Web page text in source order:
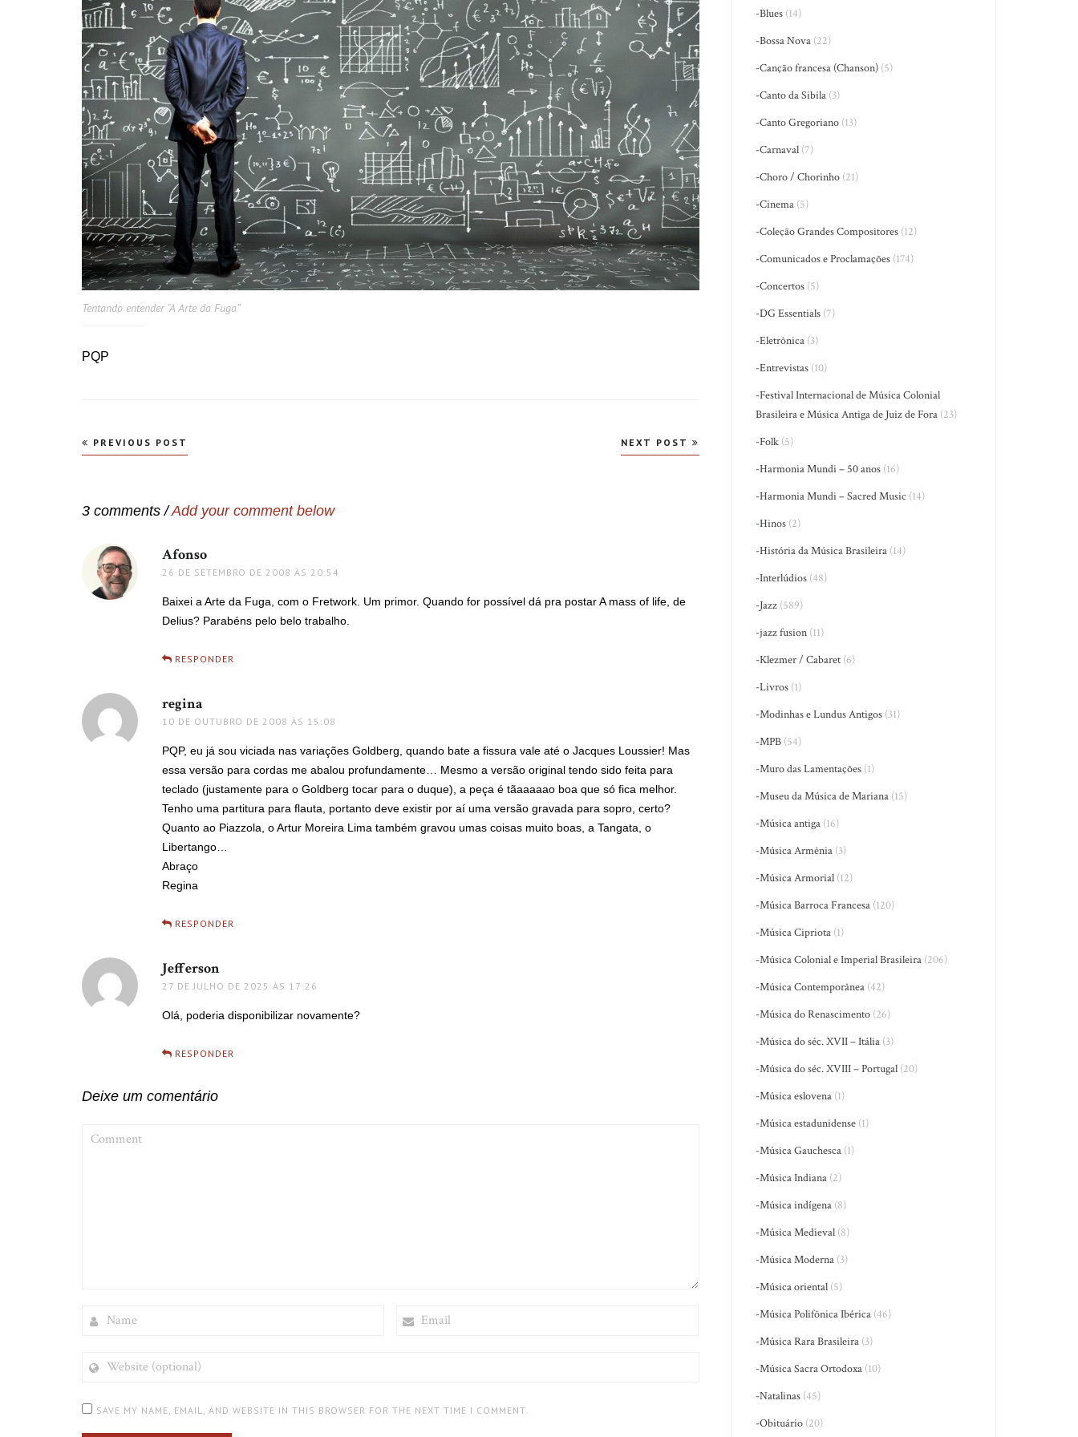
Tentando entender “A Arte da Fuga”
PQP
Navegação
PREVIOUS POST NEXT POST
3 comments /Add your comment below
Afonso
26 DE SETEMBRO DE 2008 ÀS 20:54
Baixei a Arte da Fuga, com o Fretwork. Um primor. Quando for possível dá pra postar A mass of life, de
Delius? Parabéns pelo belo trabalho.
RESPONDER
regina
10 DE OUTUBRO DE 2008 ÀS 15:08
PQP, eu já sou viciada nas variações Goldberg, quando bate a fissura vale até o Jacques Loussier! Mas
essa versão para cordas me abalou profundamente… Mesmo a versão original tendo sido feita para
teclado (justamente para o Goldberg tocar para o duque), a peça é tãaaaaao boa que só fica melhor.
Tenho uma partitura para flauta, portanto deve existir por aí uma versão gravada para sopro, certo?
Quanto ao Piazzola, o Artur Moreira Lima também gravou umas coisas muito boas, a Tangata, o
Libertango…
Abraço
Regina
RESPONDER
Jefferson
27 DE JULHO DE 2025 ÀS 17:26
Olá, poderia disponibilizar novamente?
RESPONDER
Deixe um comentário
(OPTIONAL)
SAVE MY NAME, EMAIL, AND WEBSITE IN THIS BROWSER FOR THE NEXT TIME I COMMENT.
-Blues (14)
-Bossa Nova (22)
-Canção francesa (Chanson) (5)
-Canto da Sibila (3)
-Canto Gregoriano (13)
-Carnaval (7)
-Choro / Chorinho (21)
-Cinema (5)
-Coleção Grandes Compositores (12)
-Comunicados e Proclamações (174)
-Concertos (5)
-DG Essentials (7)
-Eletrônica (3)
-Entrevistas (10)
-Festival Internacional de Música Colonial
Brasileira e Música Antiga de Juiz de Fora (23)
-Folk (5)
-Harmonia Mundi – 50 anos (16)
-Harmonia Mundi – Sacred Music (14)
-Hinos (2)
-História da Música Brasileira (14)
-Interlúdios (48)
-Jazz (589)
-jazz fusion (11)
-Klezmer / Cabaret (6)
-Livros (1)
-Modinhas e Lundus Antigos (31)
-MPB (54)
-Muro das Lamentações (1)
-Museu da Música de Mariana (15)
-Música antiga (16)
-Música Armênia (3)
-Música Armorial (12)
-Música Barroca Francesa (120)
-Música Cipriota (1)
-Música Colonial e Imperial Brasileira (206)
-Música Contemporânea (42)
-Música do Renascimento (26)
-Música do séc. XVII – Itália (3)
-Música do séc. XVIII – Portugal (20)
-Música eslovena (1)
-Música estadunidense (1)
-Música Gauchesca (1)
-Música Indiana (2)
-Música indígena (8)
-Música Medieval (8)
-Música Moderna (3)
-Música oriental (5)
-Música Polifônica Ibérica (46)
-Música Rara Brasileira (3)
-Música Sacra Ortodoxa (10)
-Natalinas (45)
-Obituário (20)